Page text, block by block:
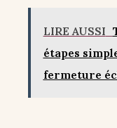
LIRE AUSSI
étapes
fermeture